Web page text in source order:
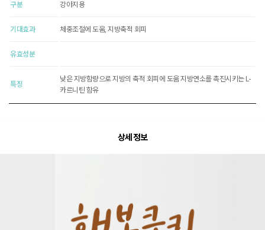
구분 강아지용
기대효과 체중조절에 도움, 지방축적 회피
유효성분
특징
낮은 지방함량으로 지방의 축적 회피에 도움 지방연소를 촉진시키는 L-
카르니틴 함유
상세 정보